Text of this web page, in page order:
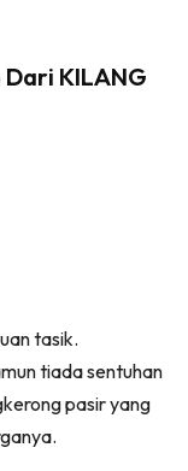
KILANG
tasik.
tiada sentuhan
pasir yang